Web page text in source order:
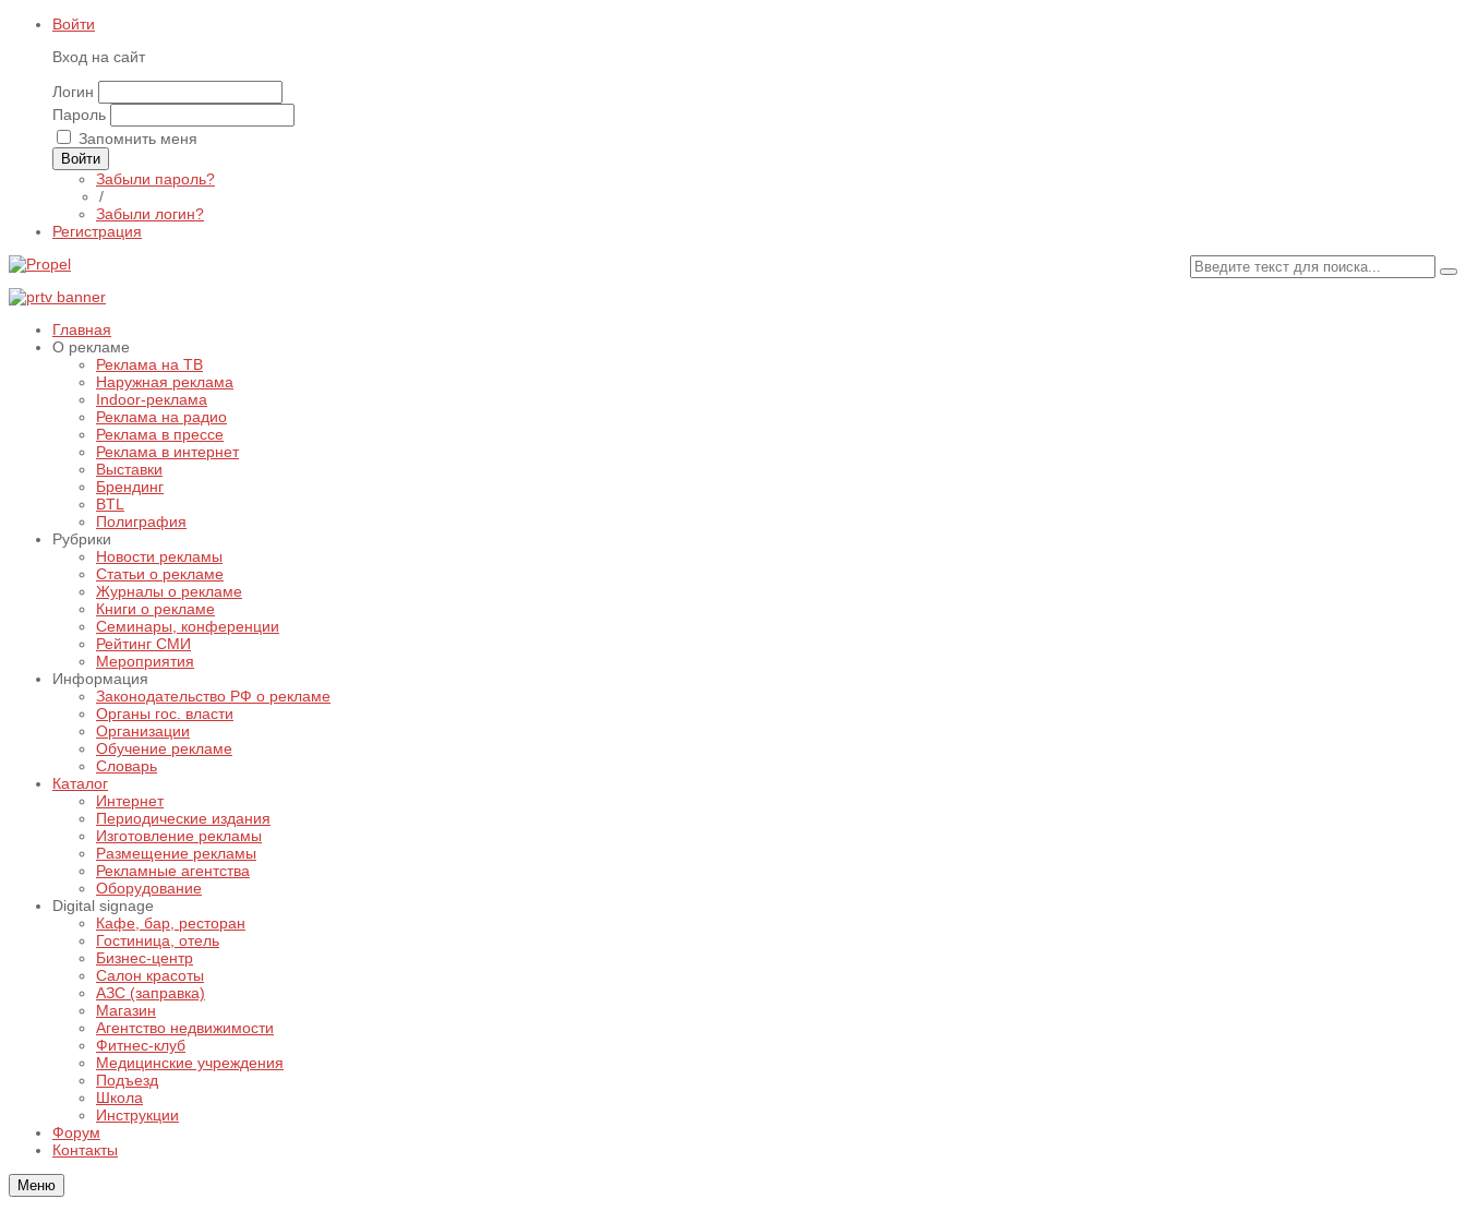
Войти
Вход на сайт
Логин
Пароль
Запомнить меня
Войти
Забыли пароль?
/
Забыли логин?
Регистрация
Главная
О рекламе
Реклама на ТВ
Наружная реклама
Indoor-реклама
Реклама на радио
Реклама в прессе
Реклама в интернет
Выставки
Брендинг
BTL
Полиграфия
Рубрики
Новости рекламы
Статьи о рекламе
Журналы о рекламе
Книги о рекламе
Семинары, конференции
Рейтинг СМИ
Мероприятия
Информация
Законодательство РФ о рекламе
Органы гос. власти
Организации
Обучение рекламе
Словарь
Каталог
Интернет
Периодические издания
Изготовление рекламы
Размещение рекламы
Рекламные агентства
Оборудование
Digital signage
Кафе, бар, ресторан
Гостиница, отель
Бизнес-центр
Салон красоты
АЗС (заправка)
Магазин
Агентство недвижимости
Фитнес-клуб
Медицинские учреждения
Подъезд
Школа
Инструкции
Форум
Контакты
Меню